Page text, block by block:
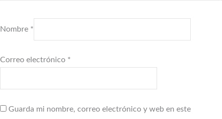
Nombre *
Correo electrónico *
Guarda mi nombre, correo electrónico y web en este